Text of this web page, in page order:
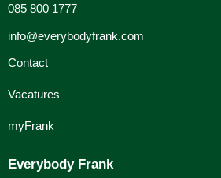
085 800 1777
info@everybodyfrank.com
Contact
Vacatures
myFrank
Everybody Frank